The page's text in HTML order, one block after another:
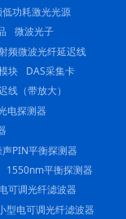
低功耗激光光源
微波光子
频微波光纤延迟线
块
DAS采集卡
线（带放大）
电探测器
PIN平衡探测器
1550nm平衡探测器
电可调光纤滤波器
型电可调光纤滤波器